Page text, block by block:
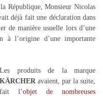
République, Monsieur Nicolas
déjà fait une déclaration dans
de manière usuelle lors d’une
à l’origine d’une importante
Les produits de la marque
KÄRCHER avaient, par la suite,
fait l’objet de nombreuses